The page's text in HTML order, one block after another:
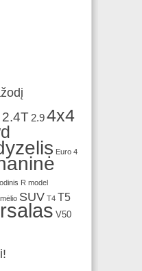
2.4T 2.94x4
Euro 4
R model
SUV T4 T5
V50